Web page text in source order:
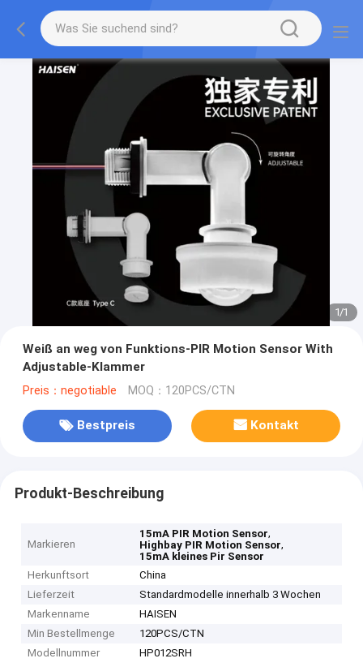
1/1
Weiß an weg von Funktions-PIR Motion Sensor With
Adjustable-Klammer
Preis：negotiable MOQ：120PCS/CTN
Bestpreis Kontakt
Produkt-Beschreibung
Markieren
15mA PIR Motion Sensor,
Highbay PIR Motion Sensor,
15mA kleines Pir Sensor
Herkunftsort
China
Lieferzeit
Standardmodelle innerhalb 3 Wochen
Markenname
HAISEN
Min Bestellmenge
120PCS/CTN
Modellnummer
HP012SRH